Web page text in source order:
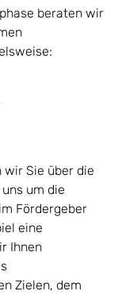
beraten wir
Sie über die
um die
Fördergeber
eine
Ihnen
Zielen, dem